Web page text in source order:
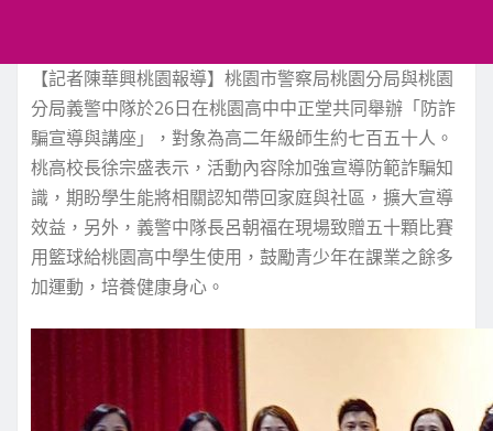
【記者陳華興桃園報導】桃園市警察局桃園分局與桃園
分局義警中隊於26日在桃園高中中正堂共同舉辦「防詐
騙宣導與講座」，對象為高二年級師生約七百五十人。
桃高校長徐宗盛表示，活動內容除加強宣導防範詐騙知
識，期盼學生能將相關認知帶回家庭與社區，擴大宣導
效益，另外，義警中隊長呂朝福在現場致贈五十顆比賽
用籃球給桃園高中學生使用，鼓勵青少年在課業之餘多
加運動，培養健康身心。